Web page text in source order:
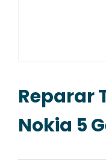
Reparar
Nokia 5